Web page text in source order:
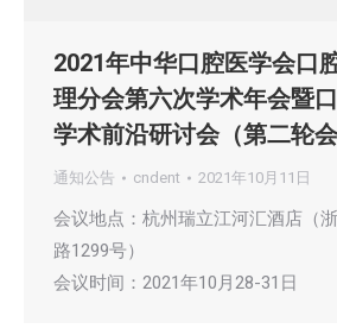
2021年中华口腔医学会口
理分会第六次学术年会暨
学术前沿研讨会（第二轮会
通知公告 cndent 2021年10月11日
会议地点：杭州瑞立江河汇酒店（
路1299号）
会议时间：2021年10月28-31日